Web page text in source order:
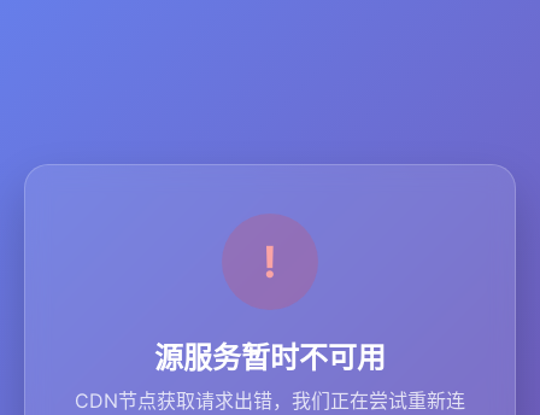
源服务暂时不可用
CDN节点获取请求出错，我们正在尝试重新连